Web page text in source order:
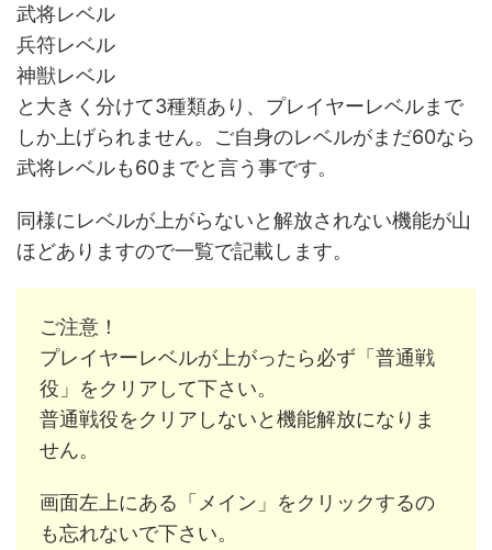
武将レベル
兵符レベル
神獣レベル
と大きく分けて3種類あり、プレイヤーレベルまで
しか上げられません。ご自身のレベルがまだ60なら
武将レベルも60までと言う事です。
同様にレベルが上がらないと解放されない機能が山
ほどありますので一覧で記載します。
ご注意！
プレイヤーレベルが上がったら必ず「普通戦
役」をクリアして下さい。
普通戦役をクリアしないと機能解放になりま
せん。
画面左上にある「メイン」をクリックするの
も忘れないで下さい。